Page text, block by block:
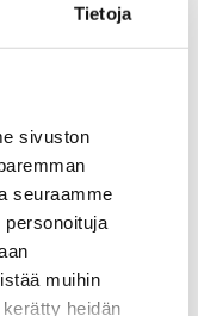
Tietoja
sivuston
seuraamme
muihin
heidän